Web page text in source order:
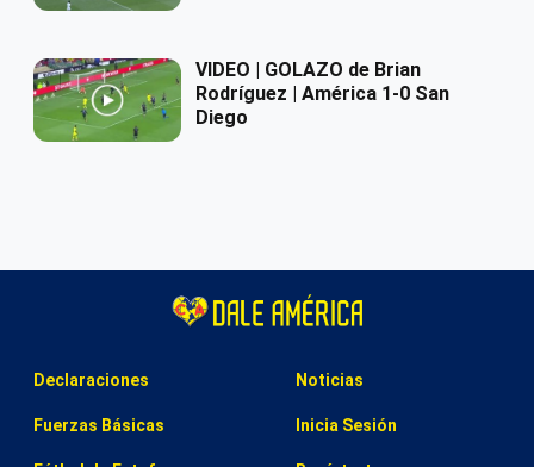
VIDEO | GOLAZO de Brian
Rodríguez | América 1-0 San
Diego
Declaraciones
Fuerzas Básicas
Noticias
Inicia Sesión